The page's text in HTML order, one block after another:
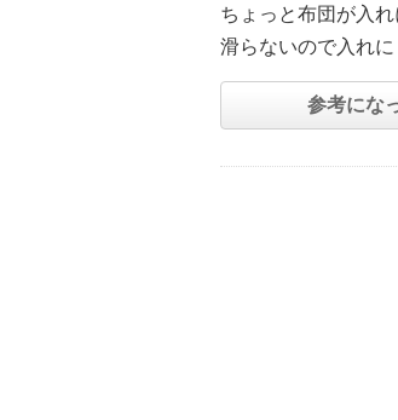
ちょっと布団が入
滑らないので入れに
参考にな